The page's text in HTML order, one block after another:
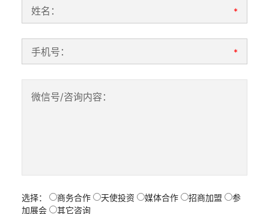
姓名： *
手机号： *
微信号/咨询内容：
选择： 商务合作 天使投资 媒体合作 招商加盟
参
加展会
其它咨询